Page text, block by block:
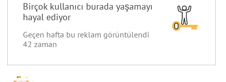
Birçok kullanıcı burada yaşamayı
hayal ediyor
Geçen hafta bu reklam görüntülendi
42 zaman